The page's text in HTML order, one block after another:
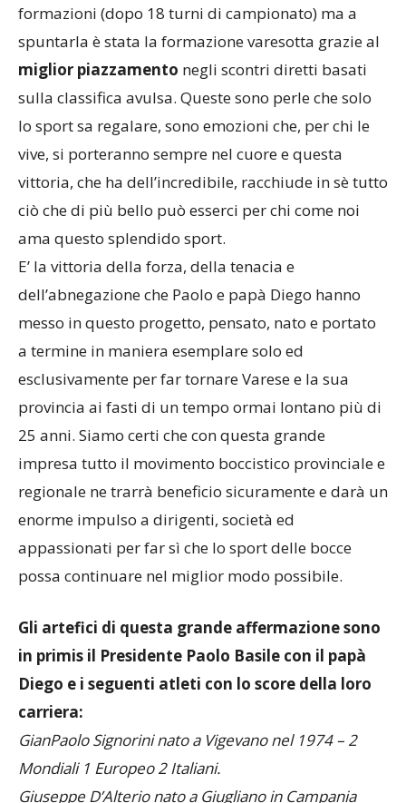
formazioni (dopo 18 turni di campionato) ma a
spuntarla è stata la formazione varesotta grazie al
miglior piazzamento negli scontri diretti basati
sulla classifica avulsa. Queste sono perle che solo
lo sport sa regalare, sono emozioni che, per chi le
vive, si porteranno sempre nel cuore e questa
vittoria, che ha dell’incredibile, racchiude in sè tutto
ciò che di più bello può esserci per chi come noi
ama questo splendido sport.
E’ la vittoria della forza, della tenacia e
dell’abnegazione che Paolo e papà Diego hanno
messo in questo progetto, pensato, nato e portato
a termine in maniera esemplare solo ed
esclusivamente per far tornare Varese e la sua
provincia ai fasti di un tempo ormai lontano più di
25 anni. Siamo certi che con questa grande
impresa tutto il movimento boccistico provinciale e
regionale ne trarrà beneficio sicuramente e darà un
enorme impulso a dirigenti, società ed
appassionati per far sì che lo sport delle bocce
possa continuare nel miglior modo possibile.
Gli artefici di questa grande affermazione sono
in primis il Presidente Paolo Basile con il papà
Diego e i seguenti atleti con lo score della loro
carriera:
GianPaolo Signorini nato a Vigevano nel 1974 – 2
Mondiali 1 Europeo 2 Italiani.
Giuseppe D’Alterio nato a Giugliano in Campania